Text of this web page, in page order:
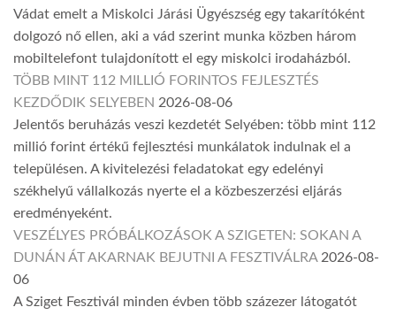
Vádat emelt a Miskolci Járási Ügyészség egy takarítóként
dolgozó nő ellen, aki a vád szerint munka közben három
mobiltelefont tulajdonított el egy miskolci irodaházból.
TÖBB MINT 112 MILLIÓ FORINTOS FEJLESZTÉS
KEZDŐDIK SELYEBEN 2026-08-06
Jelentős beruházás veszi kezdetét Selyében: több mint 112
millió forint értékű fejlesztési munkálatok indulnak el a
településen. A kivitelezési feladatokat egy edelényi
székhelyű vállalkozás nyerte el a közbeszerzési eljárás
eredményeként.
VESZÉLYES PRÓBÁLKOZÁSOK A SZIGETEN: SOKAN A
DUNÁN ÁT AKARNAK BEJUTNI A FESZTIVÁLRA 2026-08-
06
A Sziget Fesztivál minden évben több százezer látogatót